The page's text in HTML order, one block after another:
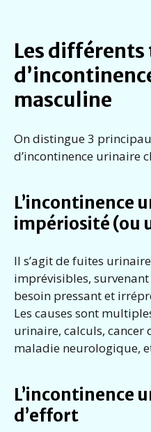
Les différents
masculine
On distingue 3
d’incontinence urinaire
L’incontinence
impériosité (ou
Il s’agit de fuites
imprévisibles, survenant
besoin pressant et
Les causes sont
urinaire, calculs, cancer
maladie neurologique,
L’incontinence
d’effort